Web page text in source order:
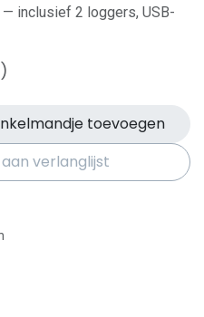
inclusief 2 loggers, USB-
toevoegen
verlanglijst